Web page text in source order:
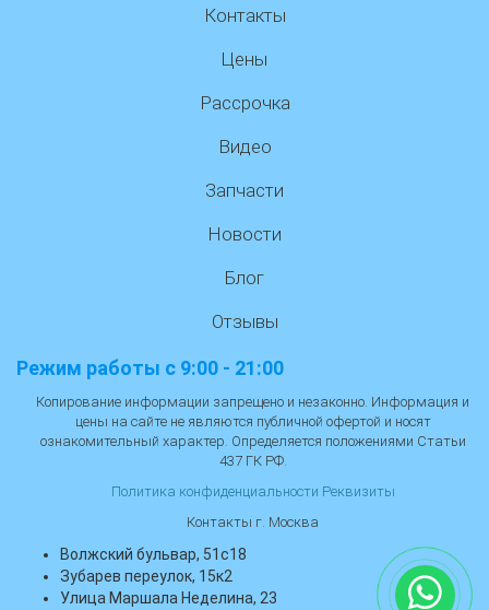
Контакты
Цены
Рассрочка
Видео
Запчасти
Новости
Блог
Отзывы
Режим работы с 9:00 - 21:00
Копирование информации запрещено и незаконно. Информация и
цены на сайте не являются публичной офертой и носят
ознакомительный характер. Определяется положениями Статьи
437 ГК РФ.
Политика конфиденциальности Реквизиты
Контакты г. Москва
Волжский бульвар, 51с18
Зубарев переулок, 15к2
Улица Маршала Неделина, 23